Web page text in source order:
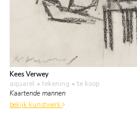
Kees Verwey
aquarel • tekening • te koop
Kaartende mannen
bekijk kunstwerk